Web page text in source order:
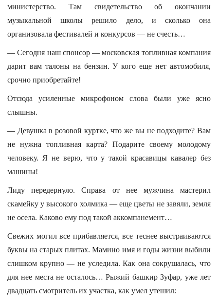
министерство. Там свидетельство об окончании
музыкальной школы решило дело, и сколько она
организовала фестивалей и конкурсов — не счесть…
— Сегодня наш спонсор — московская топливная компания
дарит вам талоны на бензин. У кого еще нет автомобиля,
срочно приобретайте!
Отсюда усиленные микрофоном слова были уже ясно
слышны.
— Девушка в розовой куртке, что же вы не подходите? Вам
не нужна топливная карта? Подарите своему молодому
человеку. Я не верю, что у такой красавицы кавалер без
машины!
Лиду передернуло. Справа от нее мужчина мастерил
скамейку у высокого холмика — еще цветы не завяли, земля
не осела. Каково ему под такой аккомпанемент…
Свежих могил все прибавляется, все теснее выстраиваются
буквы на старых плитах. Мамино имя и годы жизни выбили
слишком крупно — не уследила. Как она сокрушалась, что
для нее места не осталось… Рыжий башкир Зуфар, уже лет
двадцать смотритель их участка, как умел утешил: